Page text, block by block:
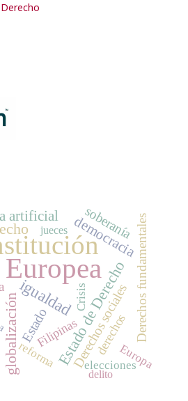
igualdadEstado de Derecho
globalización
democracia
artificial
Derechos sociales
Estado
soberanía Derechos fundamentales
Filipinas derechos
Crisis
reforma elecciones
Europa
jueces
delito